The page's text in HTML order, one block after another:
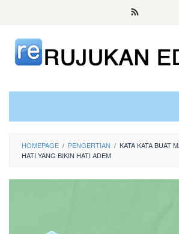
content
HOMEPAGE / PENGERTIAN / KATA KATA BUAT
HATI YANG BIKIN HATI ADEM